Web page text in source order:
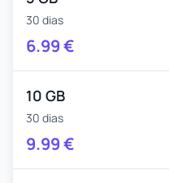
30 dias
6.99€
10 GB
30 dias
9.99€